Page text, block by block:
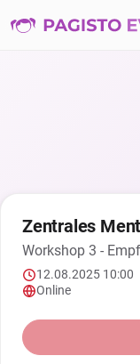
Zentrales
Workshop 3 -
12.08.2025 10:00
Online